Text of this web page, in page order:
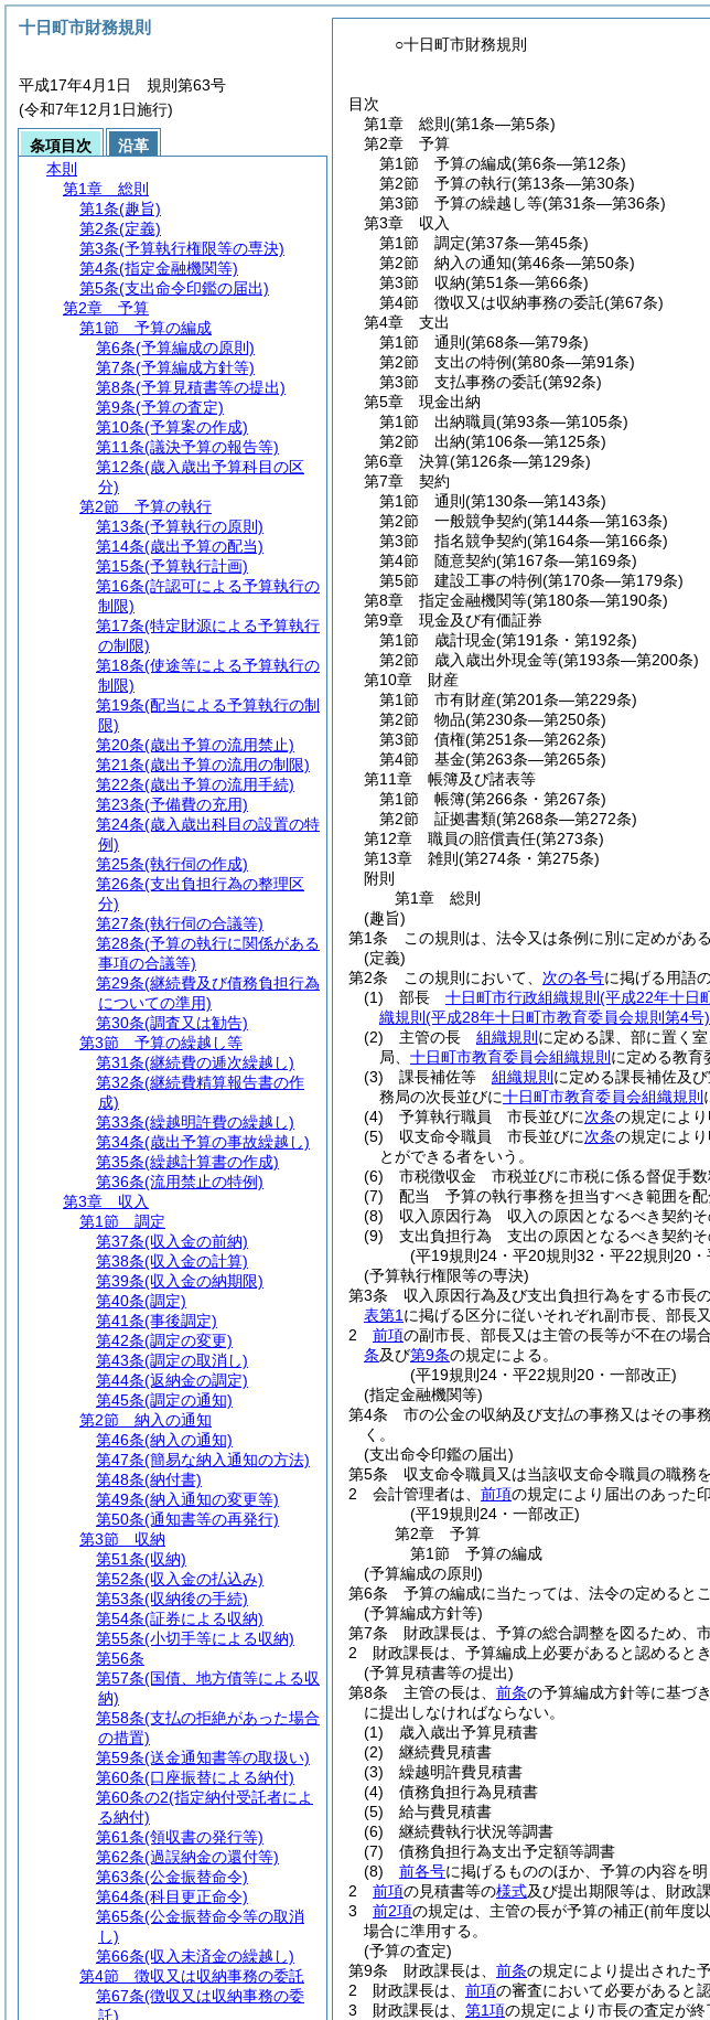
○十日町市財務規則
目次
第1章
総則 (第1条―第5条)
第2章
予算
第1節
予算の編成(第6条―第12条)
第2節
予算の執行(第13条―第30条)
第3節
予算の繰越し等(第31条―第36条)
第3章
収入
第1節
調定(第37条―第45条)
第2節
納入の通知(第46条―第50条)
第3節
収納(第51条―第66条)
第4節
徴収又は収納事務の委託(第67条)
第4章
支出
第1節
通則 (第68条―第79条)
第2節
支出の特例(第80条―第91条)
第3節
支払事務の委託(第92条)
第5章
現金出納
第1節
出納職員(第93条―第105条)
第2節
出納(第106条―第125条)
第6章
決算(第126条―第129条)
第7章
契約
第1節
通則 (第130条―第143条)
第2節
一般競争契約(第144条―第163条)
第3節
指名競争契約(第164条―第166条)
第4節
随意契約(第167条―第169条)
第5節
建設工事の特例(第170条―第179条)
第8章
指定金融機関等(第180条―第190条)
第9章
現金及び有価証券
第1節
歳計現金(第191条・第192条)
第2節
歳入歳出外現金等(第193条―第200条)
第10章
財産
第1節
市有財産(第201条―第229条)
第2節
物品(第230条―第250条)
第3節
債権(第251条―第262条)
第4節
基金(第263条―第265条)
第11章
帳簿及び諸表等
第1節
帳簿(第266条・第267条)
第2節
証拠書類(第268条―第272条)
第12章
職員の賠償責任(第273条)
第13章
雑則 (第274条・第275条)
附則
第1章
総則
(趣旨)
第1条
この規則は、法令又は条例に別に定めがあ
(定義)
第2条
この規則において、 次の各号に掲げる用語
(1)
部長 十日町市行政組織規則 (平成22年十日
織規則 (平成28年十日町市教育委員会規則第4号)
(2)
主管の長 組織規則 に定める課、部に置く
局、 十日町市教育委員会組織規則 に定める教育
(3)
課長補佐等 組織規則 に定める課長補佐及
務局の次長並びに十日町市教育委員会組織規則
(4)
予算執行職員 市長並びに次条の規定によ
(5)
収支命令職員 市長並びに次条の規定によ
とができる者をいう。
(6)
市税徴収金 市税並びに市税に係る督促手数
(7)
配当 予算の執行事務を担当すべき範囲を配
(8)
収入原因行為 収入の原因となるべき契約そ
(9)
支出負担行為 支出の原因となるべき契約そ
(平19規則24・平20規則32・平22規則20
(予算執行権限等の専決)
第3条
収入原因行為及び支出負担行為をする市長
表第1 に掲げる区分に従いそれぞれ副市長、部長
2
前項の副市長、部長又は主管の長等が不在の場
条及び第9条の規定による。
(平19規則24・平22規則20・一部改正)
(指定金融機関等)
第4条
市の公金の収納及び支払の事務又はその事
く。
(支出命令印鑑の届出)
第5条
収支命令職員又は当該収支命令職員の職務
2
会計管理者は、 前項の規定により届出のあった
(平19規則24・一部改正)
第2章
予算
第1節
予算の編成
(予算編成の原則)
第6条
予算の編成に当たっては、法令の定めると
(予算編成方針等)
第7条
財政課長は、予算の総合調整を図るため、
2
財政課長は、予算編成上必要があると認めると
(予算見積書等の提出)
第8条
主管の長は、 前条の予算編成方針等に基づ
に提出しなければならない。
(1)
歳入歳出予算見積書
(2)
継続費見積書
(3)
繰越明許費見積書
(4)
債務負担行為見積書
(5)
給与費見積書
(6)
継続費執行状況等調書
(7)
債務負担行為支出予定額等調書
(8)
前各号に掲げるもののほか、予算の内容を
2
前項の見積書等の様式及び提出期限等は、財政
3
前2項の規定は、主管の長が予算の補正(前年度
場合に準用する。
(予算の査定)
第9条
財政課長は、 前条の規定により提出された
2
財政課長は、 前項の審査において必要があると
3
財政課長は、 第1項の規定により市長の査定が
十日町市財務規則
平成17年4月1日 規則第63号
(令和7年12月1日施行)
条項目次
沿革
本則
第1章
総則
第1条(趣旨)
第2条(定義)
第3条(予算執行権限等の専決)
第4条(指定金融機関等)
第5条(支出命令印鑑の届出)
第2章
予算
第1節
予算の編成
第6条(予算編成の原則)
第7条(予算編成方針等)
第8条(予算見積書等の提出)
第9条(予算の査定)
第10条(予算案の作成)
第11条(議決予算の報告等)
第12条(歳入歳出予算科目の区
分)
第2節
予算の執行
第13条(予算執行の原則)
第14条(歳出予算の配当)
第15条(予算執行計画)
第16条(許認可による予算執行の
制限)
第17条(特定財源による予算執行
の制限)
第18条(使途等による予算執行の
制限)
第19条(配当による予算執行の制
限)
第20条(歳出予算の流用禁止)
第21条(歳出予算の流用の制限)
第22条(歳出予算の流用手続)
第23条(予備費の充用)
第24条(歳入歳出科目の設置の特
例)
第25条(執行伺の作成)
第26条(支出負担行為の整理区
分)
第27条(執行伺の合議等)
第28条(予算の執行に関係がある
事項の合議等)
第29条(継続費及び債務負担行為
についての準用)
第30条(調査又は勧告)
第3節
予算の繰越し等
第31条(継続費の逓次繰越し)
第32条(継続費精算報告書の作
成)
第33条(繰越明許費の繰越し)
第34条(歳出予算の事故繰越し)
第35条(繰越計算書の作成)
第36条(流用禁止の特例)
第3章
収入
第1節
調定
第37条(収入金の前納)
第38条(収入金の計算)
第39条(収入金の納期限)
第40条(調定)
第41条(事後調定)
第42条(調定の変更)
第43条(調定の取消し)
第44条(返納金の調定)
第45条(調定の通知)
第2節
納入の通知
第46条(納入の通知)
第47条(簡易な納入通知の方法)
第48条(納付書)
第49条(納入通知の変更等)
第50条(通知書等の再発行)
第3節
収納
第51条(収納)
第52条(収入金の払込み)
第53条(収納後の手続)
第54条(証券による収納)
第55条(小切手等による収納)
第56条
第57条(国債、地方債等による収
納)
第58条(支払の拒絶があった場合
の措置)
第59条(送金通知書等の取扱い)
第60条(口座振替による納付)
第60条の2(指定納付受託者によ
る納付)
第61条(領収書の発行等)
第62条(過誤納金の還付等)
第63条(公金振替命令)
第64条(科目更正命令)
第65条(公金振替命令等の取消
し)
第66条(収入未済金の繰越し)
第4節
徴収又は収納事務の委託
第67条(徴収又は収納事務の委
託)